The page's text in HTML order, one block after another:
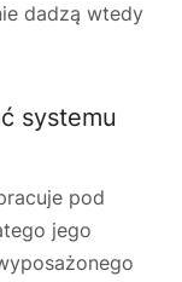
dadzą wtedy
systemu
pod
jego